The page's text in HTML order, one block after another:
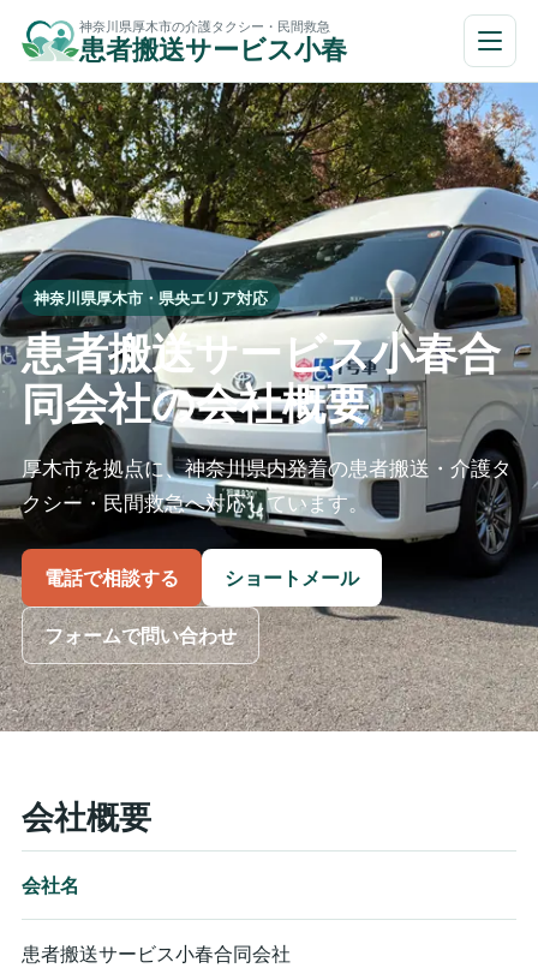
へ
移
動
神奈川県厚木市の介護タクシー・民間救急
患者搬送サービス小春
メ
ニ
ュ
ー
を
開
閉
神奈川県厚木市・県央エリア対応
患者搬送サービス小春合
同会社の会社概要
厚木市を拠点に、神奈川県内発着の患者搬送・介護タ
クシー・民間救急へ対応しています。
電話で相談する ショートメール
フォームで問い合わせ
会社概要
会社名
患者搬送サービス小春合同会社